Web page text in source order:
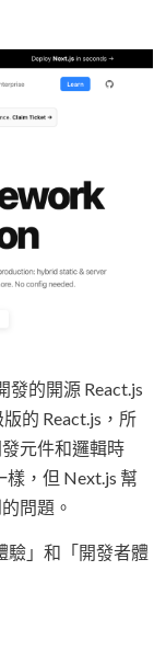
發的開源 React.js
的 React.js，所
元件和邏輯時
樣，但 Next.js 幫
問題。
驗」和「開發者體